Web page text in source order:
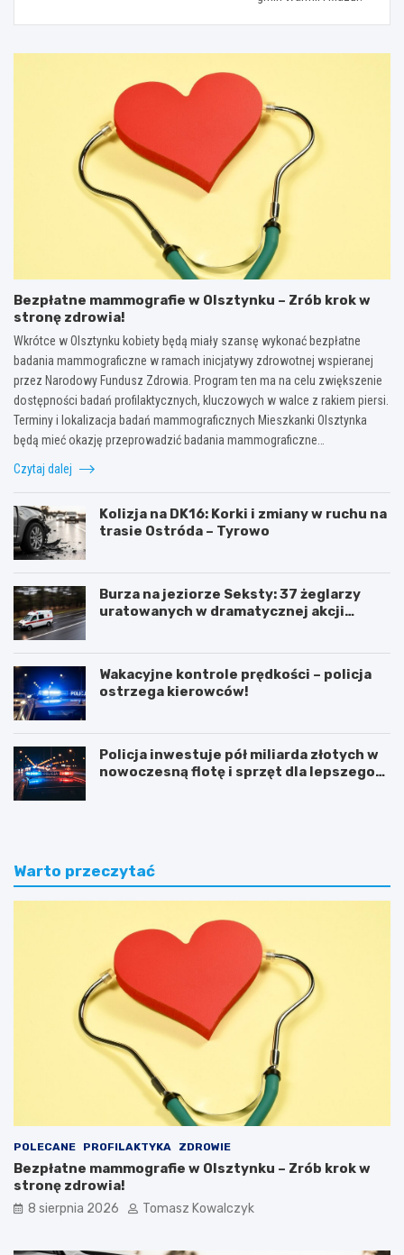
Bezpłatne mammografie w Olsztynku – Zrób krok w
stronę zdrowia!
Wkrótce w Olsztynku kobiety będą miały szansę wykonać bezpłatne
badania mammograficzne w ramach inicjatywy zdrowotnej wspieranej
przez Narodowy Fundusz Zdrowia. Program ten ma na celu zwiększenie
dostępności badań profilaktycznych, kluczowych w walce z rakiem piersi.
Terminy i lokalizacja badań mammograficznych Mieszkanki Olsztynka
będą mieć okazję przeprowadzić badania mammograficzne…
Czytaj dalej
Kolizja na DK16: Korki i zmiany w ruchu na
trasie Ostróda – Tyrowo
Burza na jeziorze Seksty: 37 żeglarzy
uratowanych w dramatycznej akcji
Wakacyjne kontrole prędkości – policja
ostrzega kierowców!
Policja inwestuje pół miliarda złotych w
nowoczesną flotę i sprzęt dla lepszego
Warto przeczytać
POLECANE PROFILAKTYKA ZDROWIE
Bezpłatne mammografie w Olsztynku – Zrób krok w
stronę zdrowia!
8 sierpnia 2026 Tomasz Kowalczyk